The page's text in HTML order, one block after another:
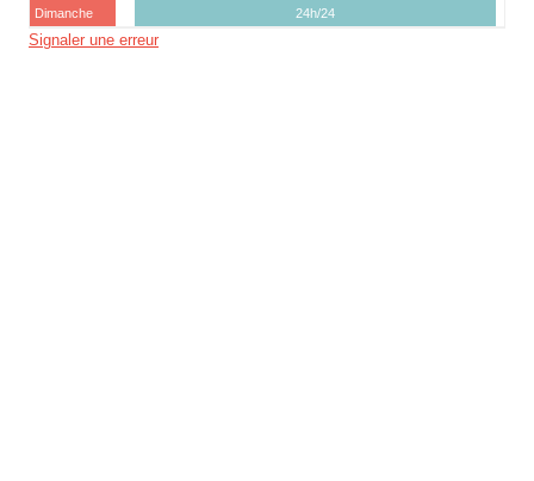
Dimanche
24h/24
Signaler une erreur